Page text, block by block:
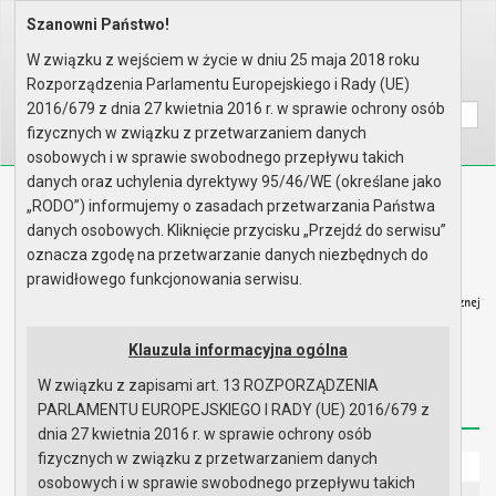
Home Organy Rada Miejska
Wyszukaj na stronie:
A AA
Biuletyn Informacji Publicznej
Urząd Miasta i Gminy w Gryfinie
Redakcja Instrukcja korzystania Dostępność
Strona główna
Szanowni Państwo!
W związku z wejściem w życie w dniu 25 maja 2018 roku
Rozporządzenia Parlamentu Europejskiego i Rady (UE)
2016/679 z dnia 27 kwietnia 2016 r. w sprawie ochrony osób
fizycznych w związku z przetwarzaniem danych
osobowych i w sprawie swobodnego przepływu takich
danych oraz uchylenia dyrektywy 95/46/WE (określane jako
„RODO”) informujemy o zasadach przetwarzania Państwa
danych osobowych. Kliknięcie przycisku „Przejdź do serwisu”
oznacza zgodę na przetwarzanie danych niezbędnych do
prawidłowego funkcjonowania serwisu.
Klauzula informacyjna ogólna
W związku z zapisami art. 13 ROZPORZĄDZENIA
PARLAMENTU EUROPEJSKIEGO I RADY (UE) 2016/679 z
dnia 27 kwietnia 2016 r. w sprawie ochrony osób
fizycznych w związku z przetwarzaniem danych
osobowych i w sprawie swobodnego przepływu takich